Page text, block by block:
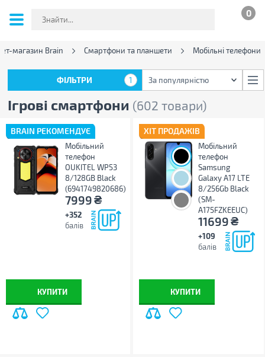
0
магазин Brain Смартфони та планшети Мобільні телефони
Ігрові смартфони (602 товари)
ФІЛЬТРИ 1 За популярністю
BRAIN РЕКОМЕНДУЄ
Мобільний
телефон
OUKITEL WP53
8/128GB Black
(6941749820686)
7999₴
+352
балів
КУПИТИ
ХІТ ПРОДАЖІВ
Мобільний
телефон
Samsung
Galaxy A17 LTE
8/256Gb Black
(SM-
A175FZKEEUC)
11699₴
+109
балів
КУПИТИ
ФІЛЬТРИ 1 За популярністю